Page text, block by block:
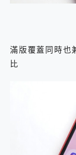
滿版覆蓋同時也
比